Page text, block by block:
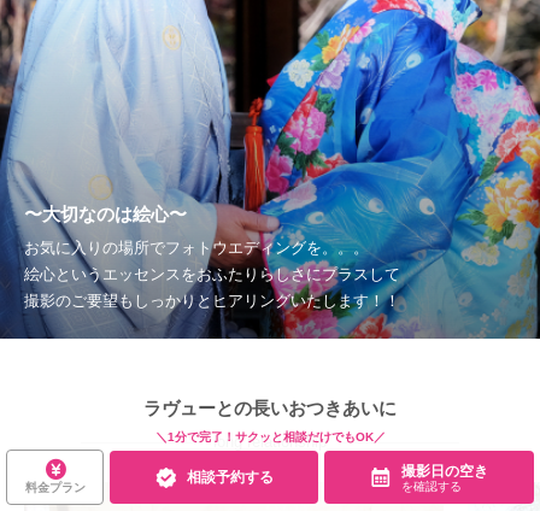
〜大切なのは絵心〜
お気に入りの場所でフォトウエディングを。。。
絵心というエッセンスをおふたりらしさにプラスして
撮影のご要望もしっかりとヒアリングいたします！！
ラヴューとの長いおつきあいに
long relationship
＼1分で完了！サクッと相談だけでもOK／
料金プラン
相談予約する 撮影日の空き
を確認する